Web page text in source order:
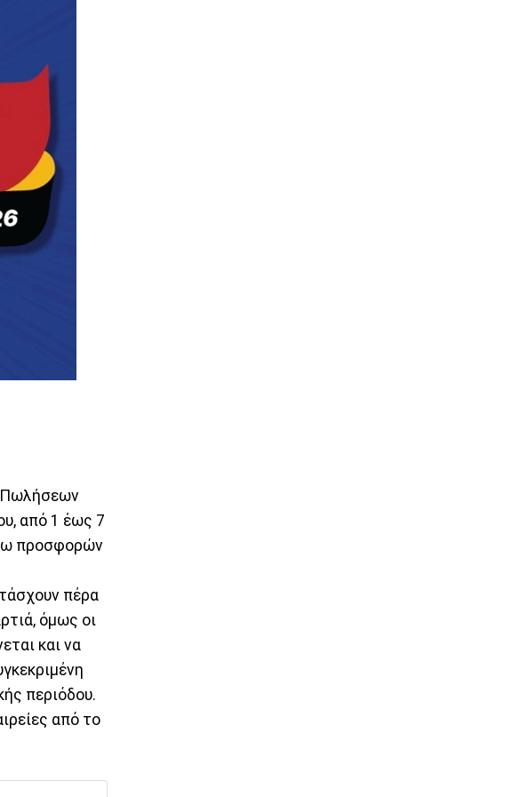
Πωλήσεων
από 1 έως 7
προσφορών
πέρα
όμως οι
και να
περιόδου.
από το